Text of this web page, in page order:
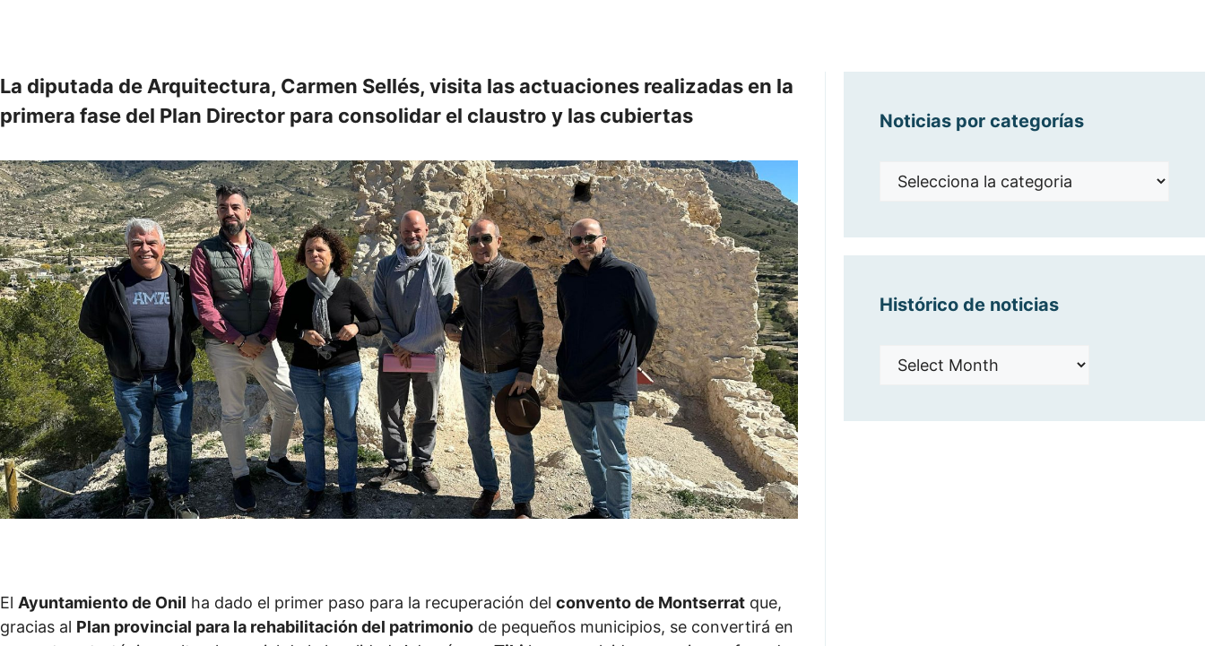
La diputada de Arquitectura, Carmen Sellés, visita las actuaciones realizadas en la
primera fase del Plan Director para consolidar el claustro y las cubiertas
El Ayuntamiento de Onil ha dado el primer paso para la recuperación del convento de Montserrat que,
gracias al Plan provincial para la rehabilitación del patrimonio de pequeños municipios, se convertirá en
Noticias por categorías
Noticias
Histórico de noticias
Histórico